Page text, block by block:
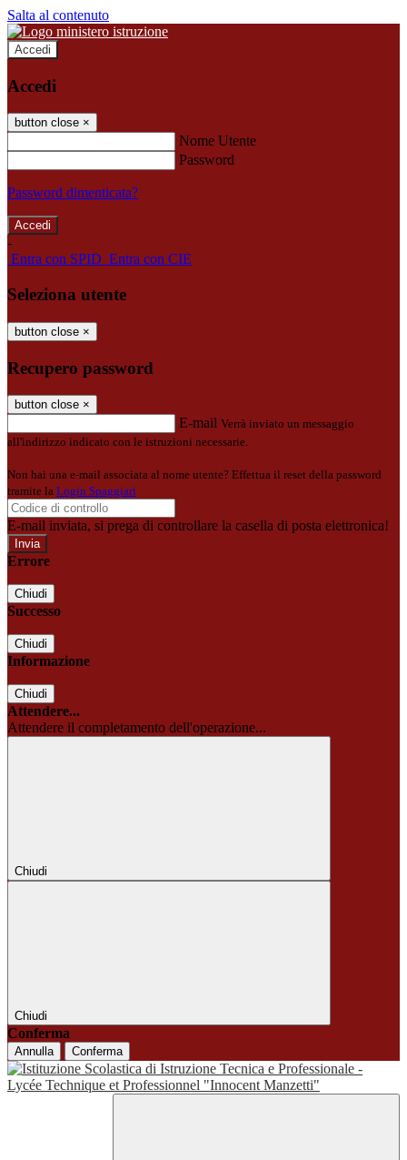
Salta al contenuto
Accedi
Accedi
button close ×
Nome Utente
Password
Password dimenticata?
-
Entra con SPID Entra con CIE
Seleziona utente
button close ×
Recupero password
button close ×
E-mail Verrà inviato un messaggio
all'indirizzo indicato con le istruzioni necessarie.
Non hai una e-mail associata al nome utente? Effettua il reset della password
tramite la Login Spaggiari
E-mail inviata, si prega di controllare la casella di posta elettronica!
Errore
Chiudi
Successo
Chiudi
Informazione
Chiudi
Attendere...
Attendere il completamento dell'operazione...
Chiudi
Chiudi
Conferma
Annulla Conferma